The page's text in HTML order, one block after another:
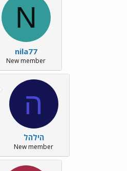
N
nila77
New member
ה
הילהל
New member